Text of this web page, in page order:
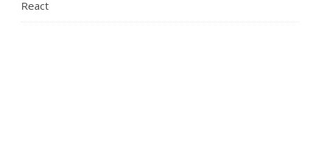
React